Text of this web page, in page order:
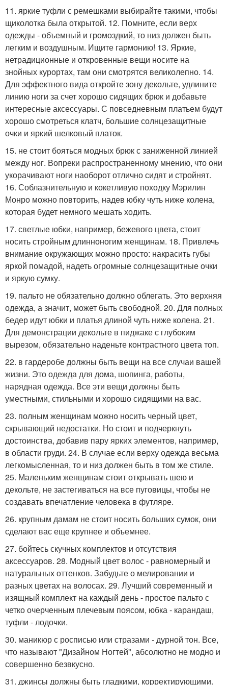
11. яркие туфли с ремешками выбирайте такими, чтобы
щиколотка была открытой. 12. Помните, если верх
одежды - объемный и громоздкий, то низ должен быть
легким и воздушным. Ищите гармонию! 13. Яркие,
нетрадиционные и откровенные вещи носите на
знойных курортах, там они смотрятся великолепно. 14.
Для эффектного вида откройте зону декольте, удлините
линию ноги за счет хорошо сидящих брюк и добавьте
интересные аксессуары. С повседневным платьем будут
хорошо смотреться клатч, большие солнцезащитные
очки и яркий шелковый платок.
15. не стоит бояться модных брюк с заниженной линией
между ног. Вопреки распространенному мнению, что они
укорачивают ноги наоборот отлично сидят и стройнят.
16. Соблазнительную и кокетливую походку Мэрилин
Монро можно повторить, надев юбку чуть ниже колена,
которая будет немного мешать ходить.
17. светлые юбки, например, бежевого цвета, стоит
носить стройным длинноногим женщинам. 18. Привлечь
внимание окружающих можно просто: накрасить губы
яркой помадой, надеть огромные солнцезащитные очки
и яркую сумку.
19. пальто не обязательно должно облегать. Это верхняя
одежда, а значит, может быть свободной. 20. Для полных
бедер идут юбки и платья длиной чуть ниже колена. 21.
Для демонстрации декольте в пиджаке с глубоким
вырезом, обязательно наденьте контрастного цвета топ.
22. в гардеробе должны быть вещи на все случаи вашей
жизни. Это одежда для дома, шопинга, работы,
нарядная одежда. Все эти вещи должны быть
уместными, стильными и хорошо сидящими на вас.
23. полным женщинам можно носить черный цвет,
скрывающий недостатки. Но стоит и подчеркнуть
достоинства, добавив пару ярких элементов, например,
в области груди. 24. В случае если верху одежда весьма
легкомысленная, то и низ должен быть в том же стиле.
25. Маленьким женщинам стоит открывать шею и
декольте, не застегиваться на все пуговицы, чтобы не
создавать впечатление человека в футляре.
26. крупным дамам не стоит носить больших сумок, они
сделают вас еще крупнее и объемнее.
27. бойтесь скучных комплектов и отсутствия
аксессуаров. 28. Модный цвет волос - равномерный и
натуральных оттенков. Забудьте о мелировании и
разных цветах на волосах. 29. Лучший современный и
изящный комплект на каждый день - простое пальто с
четко очерченным плечевым поясом, юбка - карандаш,
туфли - лодочки.
30. маникюр с росписью или стразами - дурной тон. Все,
что называют "Дизайном Ногтей", абсолютно не модно и
совершенно безвкусно.
31. джинсы должны быть гладкими, корректирующими.